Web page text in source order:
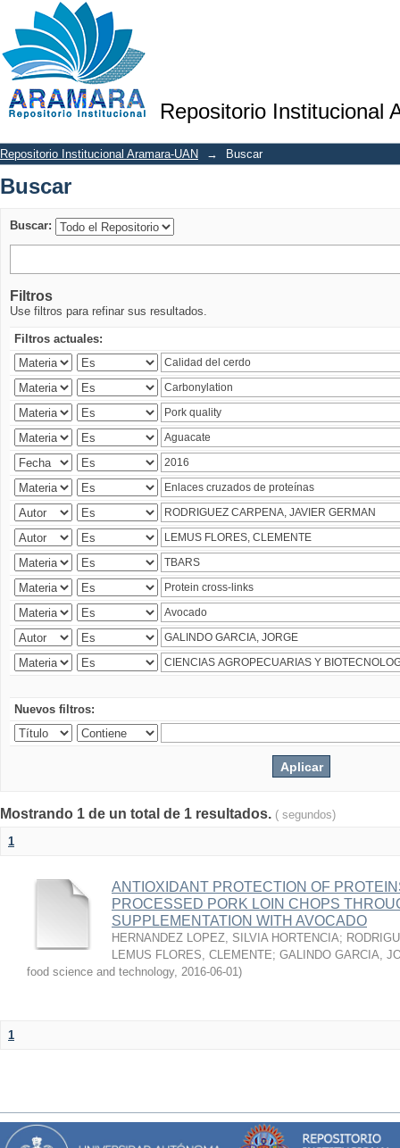
Repositorio Institucional
Buscar
Repositorio Institucional Aramara-UAN → Buscar
Buscar
Buscar:
Filtros
Use filtros para refinar sus resultados.
Filtros actuales:
Nuevos filtros:
Mostrando 1 de un total de 1 resultados. ( segundos)
1
ANTIOXIDANT PROTECTION OF
PROCESSED PORK LOIN CHOPS
SUPPLEMENTATION WITH AVOCADO
HERNANDEZ LOPEZ, SILVIA HORTENCIA;
LEMUS FLORES, CLEMENTE; GALINDO GARCIA,
food science and technology, 2016-06-01)
1